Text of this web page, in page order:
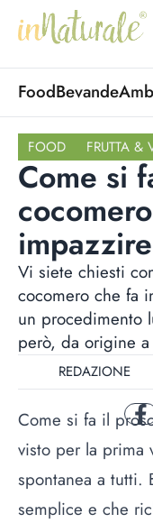
FoodBevande
FOOD FRUTTA &
Come si
Vi siete chiesti
cocomero che fa
un procedimento
però, da origine
REDAZIONE
Come si fa il
visto per la prima
spontanea a tutti.
semplice e che